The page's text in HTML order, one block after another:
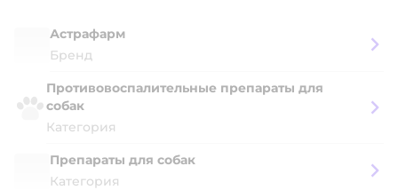
Астрафарм
Бренд
Противовоспалительные препараты для
собак
Категория
Препараты для собак
Категория